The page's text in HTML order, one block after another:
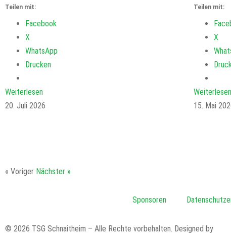
Teilen mit:
Facebook
X
WhatsApp
Drucken
Weiterlesen
20. Juli 2026
Teilen mit:
X
Weiterlesen
15. Mai
« Voriger Nächster »
Sponsoren
© 2026 TSG Schnaitheim – Alle Rechte vorbehalten. Designed by